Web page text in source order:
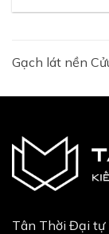
Gạch lát nền
Tân Thời Đại tự